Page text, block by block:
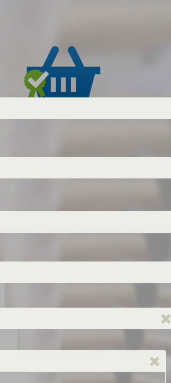
zur Siegel-Galerie
Logos umweltfreundliche
zu den Siegeln helfen wir
Produkte zu finden.
Kategorien-